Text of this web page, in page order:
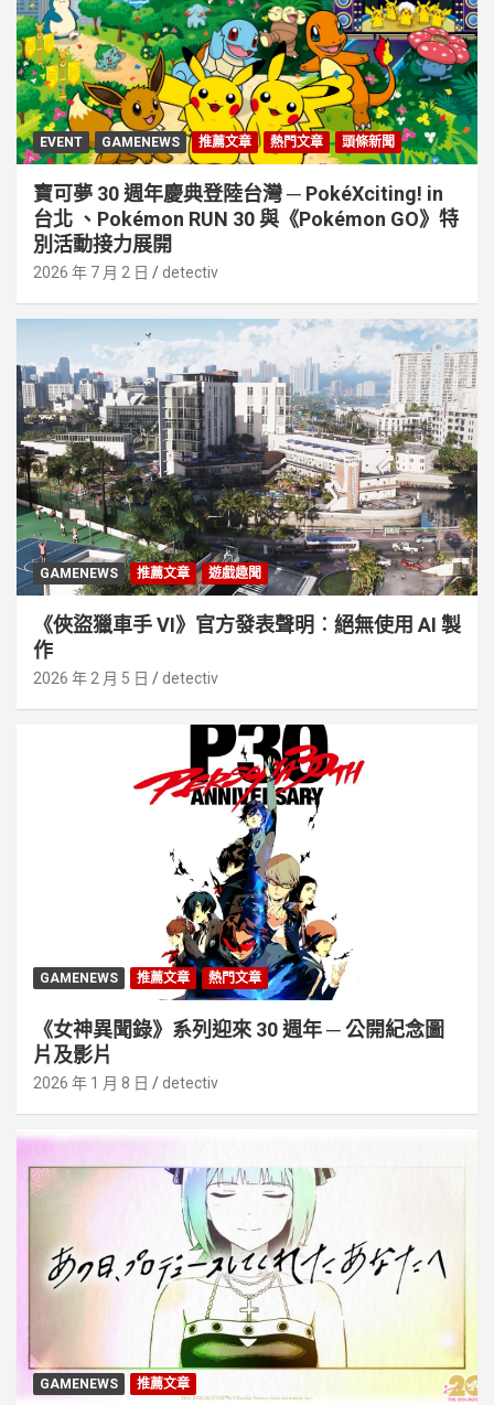
EVENT GAMENEWS 推薦文章 熱門文章 頭條新聞
寶可夢 30 週年慶典登陸台灣 ─ PokéXciting! in
台北 、Pokémon RUN 30 與《Pokémon GO》特
別活動接⼒展開
2026 年 7 月 2 日 detectiv
GAMENEWS 推薦文章 遊戲趣聞
《俠盜獵車手 VI》官方發表聲明︰絕無使用 AI 製
作
2026 年 2 月 5 日 detectiv
GAMENEWS 推薦文章 熱門文章
《女神異聞錄》系列迎來 30 週年 ─ 公開紀念圖
片及影片
2026 年 1 月 8 日 detectiv
GAMENEWS 推薦文章